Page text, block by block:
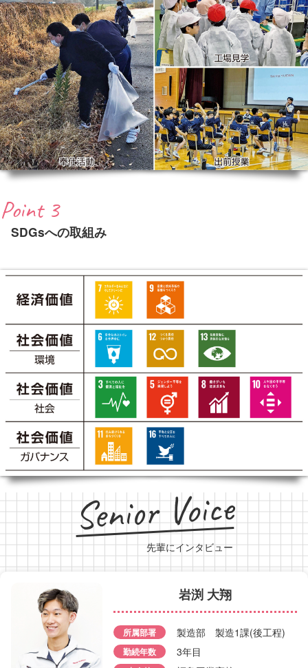
Point 3
SDGsへの取組み
Senior Voice
先輩にインタビュー
岩渕 大翔
所属部署 製造部 製造1課(後工程)
勤続年数 3年目
野田 将悟
所属部署
勤続年数 3年目
有戸 速斗
所属部署
引地 美乃梨